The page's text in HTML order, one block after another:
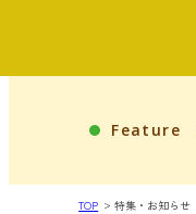
Feature
TOP 特集・お知らせ